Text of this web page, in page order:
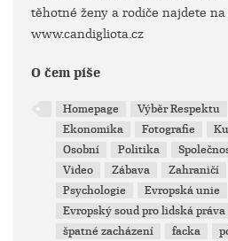
těhotné ženy a rodiče najdete
www.candigliota.cz
O čem píše
Homepage Výběr Respektu
Ekonomika
Fotografie
Osobní
Politika
Video
Zábava Zahraničí
Psychologie
Evropská unie
Evropský soud pro lidská práva
špatné zacházení
facka